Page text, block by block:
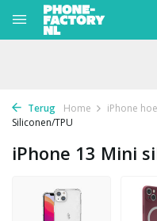
Terug Home iPhone
Siliconen/TPU
iPhone 13 Mini